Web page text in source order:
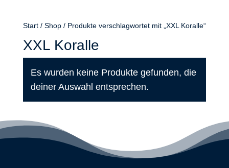
Start/ Shop/ Produkte verschlagwortet mit „XXL Koralle“
XXL Koralle
Es wurden keine Produkte gefunden, die
deiner Auswahl entsprechen.